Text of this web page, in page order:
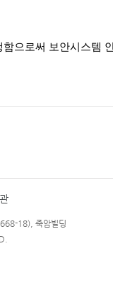
함으로써 보안시스템
18), 죽암빌딩